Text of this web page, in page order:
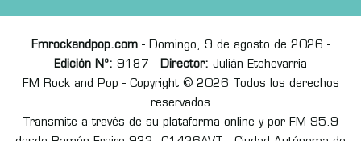
Fmrockandpop.com- Domingo, 9 de agosto de 2026 -
Edición Nº: 9187 - Director: Julián Etchevarria
FM Rock and Pop - Copyright © 2026 Todos los derechos
reservados
Transmite a través de su plataforma online y por FM 95.9